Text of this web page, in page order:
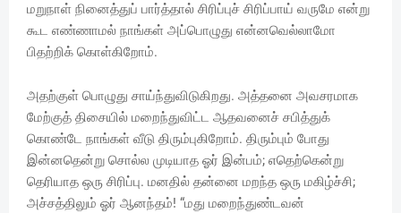
மறுநாள் நினைத்துப் பார்த்தால் சிரிப்புச் சிரிப்பாய் வருமே என்று
கூட எண்ணாமல் நாங்கள் அப்பொழுது என்னவெல்லாமோ
பிதற்றிக் கொள்கிறோம்.
அதற்குள் பொழுது சாய்ந்துவிடுகிறது. அத்தனை அவசரமாக
மேற்குத் திசையில் மறைந்துவிட்ட ஆதவனைச் சபித்துக்
கொண்டே நாங்கள் வீடு திரும்புகிறோம். திரும்பும் போது
இன்னதென்று சொல்ல முடியாத ஓர் இன்பம்; எதெற்கென்று
தெரியாத ஒரு சிரிப்பு. மனதில் தன்னை மறந்த ஒரு மகிழ்ச்சி;
அச்சத்திலும் ஓர் ஆனந்தம்! “மது மறைந்துண்டவன்